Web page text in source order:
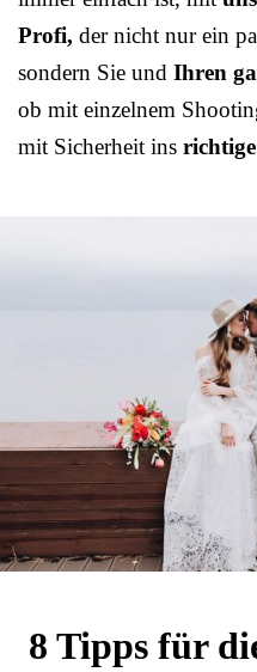
Profi, der nicht nur ein
sondern Sie und Ihren
ob mit einzelnem
mit Sicherheit ins
8 Tipps für